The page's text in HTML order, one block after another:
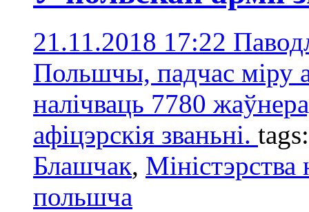
21.11.2018 17:22
Польшчы, падчас міру
налічваць 7780
афіцэрскія званьні.
Блашчак,
польшча